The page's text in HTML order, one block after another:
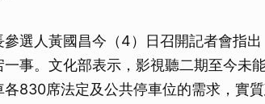
選人黃國昌今（4）日召開記者會指
事。文化部表示，影視聽二期至今未
830席法定及公共停車位的需求，實